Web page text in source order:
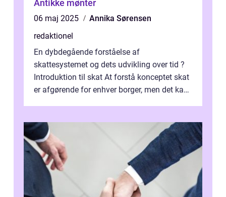
Antikke mønter
06 maj 2025
Annika Sørensen
redaktionel
En dybdegående forståelse af
skattesystemet og dets udvikling over tid ?
Introduktion til skat At forstå konceptet skat
er afgørende for enhver borger, men det kan